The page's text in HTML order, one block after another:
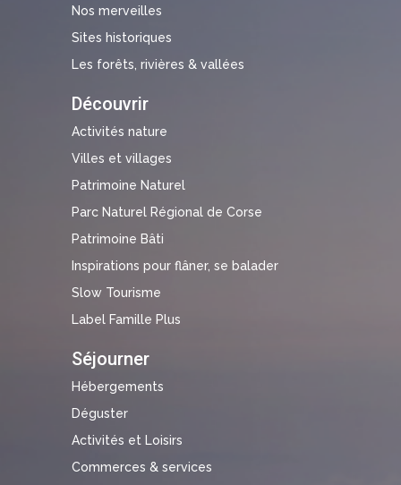
Nos merveilles
Sites historiques
Les forêts, rivières & vallées
Découvrir
Activités nature
Villes et villages
Patrimoine Naturel
Parc Naturel Régional de Corse
Patrimoine Bâti
Inspirations pour flâner, se balader
Slow Tourisme
Label Famille Plus
Séjourner
Hébergements
Déguster
Activités et Loisirs
Commerces & services